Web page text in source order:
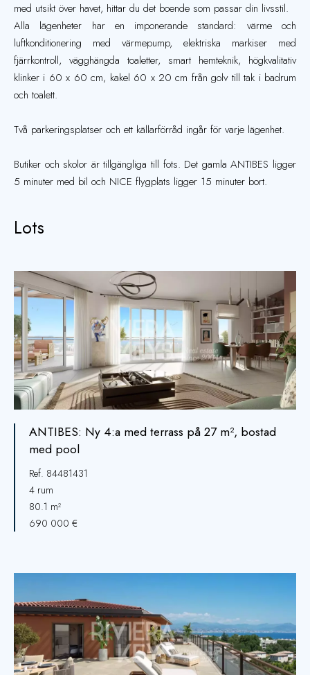
med utsikt över havet, hittar du det boende som passar din livsstil.
Alla lägenheter har en imponerande standard: värme och
luftkonditionering med värmepump, elektriska markiser med
fjärrkontroll, vägghängda toaletter, smart hemteknik, högkvalitativ
klinker i 60 x 60 cm, kakel 60 x 20 cm från golv till tak i badrum
och toalett.
Två parkeringsplatser och ett källarförråd ingår för varje lägenhet.
Butiker och skolor är tillgängliga till fots. Det gamla ANTIBES ligger
5 minuter med bil och NICE flygplats ligger 15 minuter bort.
Lots
ANTIBES: Ny 4:a med terrass på 27 m², bostad
med pool
Ref. 84481431
4 rum
80.1 m²
690 000 €